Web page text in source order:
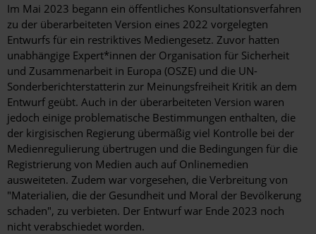
Im Mai 2023 begann ein öffentliches Konsultationsverfahren
zu der überarbeiteten Version eines 2022 vorgelegten
Entwurfs für ein restriktives Mediengesetz. Zuvor hatten
unabhängige Expert*innen der Organisation für Sicherheit
und Zusammenarbeit in Europa (OSZE) und die UN-
Sonderberichterstatterin zur Meinungsfreiheit Kritik an dem
Entwurf geübt. Auch in der überarbeiteten Version waren
jedoch einige problematische Bestimmungen enthalten, die
der kirgisischen Regierung übermäßig viel Kontrolle bei der
Medienregulierung übertrugen und die Bedingungen für die
Registrierung von Medien auch auf Onlinemedien
ausweiteten. Zudem war vorgesehen, die Verbreitung von
"Materialien, die der Gesundheit und Moral der Bevölkerung
schaden", zu verbieten. Der Entwurf war Ende 2023 noch
nicht verabschiedet worden.